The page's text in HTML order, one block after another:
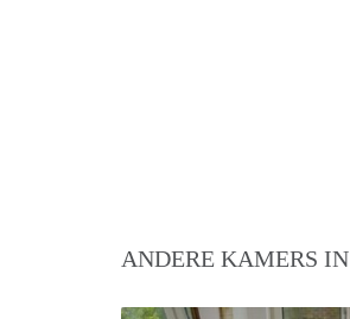
ANDERE KAMERS IN